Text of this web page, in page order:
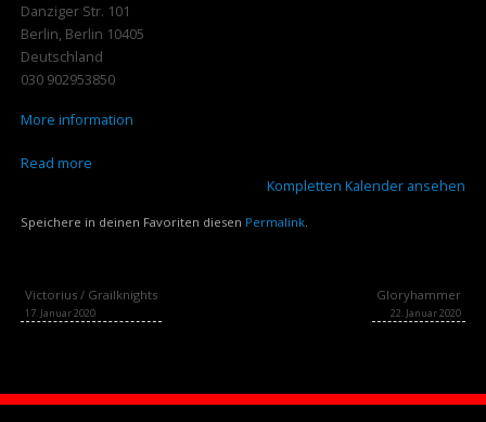
Danziger Str. 101
Berlin, Berlin 10405
Deutschland
030 902953850
More information
Read more
Kompletten Kalender ansehen
Speichere in deinen Favoriten diesen Permalink.
Victorius / Grailknights
17. Januar 2020
Gloryhammer
22. Januar 2020